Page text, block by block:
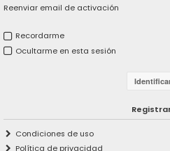
Reenviar email de activación
Recordarme
Ocultarme en esta sesión
Condiciones de uso
Política de privacidad